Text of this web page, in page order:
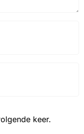
keer.